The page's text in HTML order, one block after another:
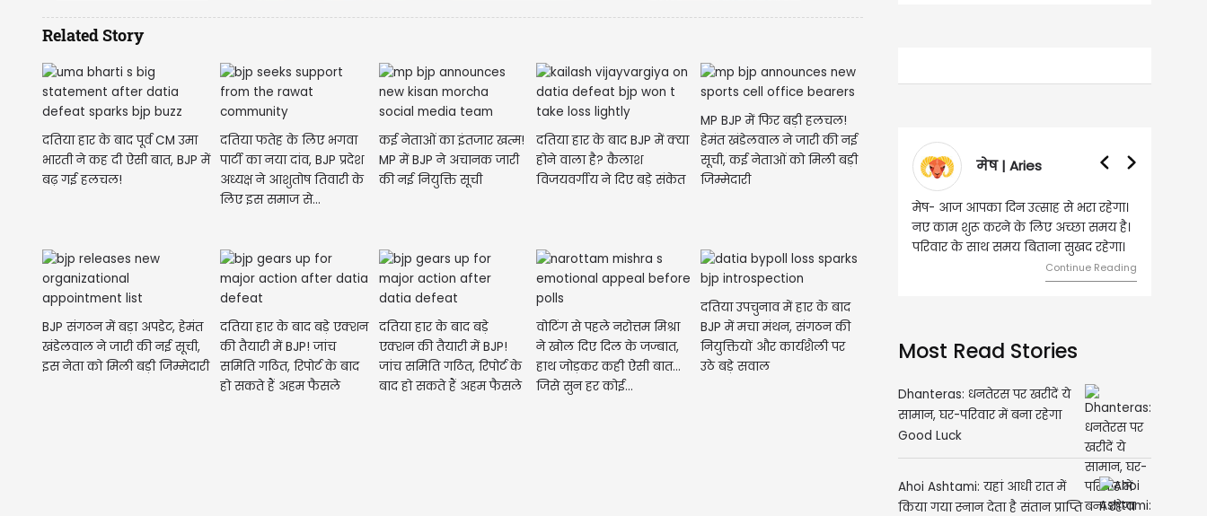
Related Story
दतिया हार के बाद पूर्व CM उमा
भारती ने कह दी ऐसी बात, BJP में
बढ़ गई हलचल!
दतिया फतेह के लिए भगवा
पार्टी का नया दांव, BJP प्रदेश
अध्यक्ष ने आशुतोष तिवारी के
लिए इस समाज से...
कई नेताओं का इंतजार खत्म!
MP में BJP ने अचानक जारी
की नई नियुक्ति सूची
दतिया हार के बाद BJP में क्या
होने वाला है? कैलाश
विजयवर्गीय ने दिए बड़े संकेत
MP BJP में फिर बड़ी हलचल!
हेमंत खंडेलवाल ने जारी की नई
सूची, कई नेताओं को मिली बड़ी
जिम्मेदारी
BJP संगठन में बड़ा अपडेट, हेमंत
खंडेलवाल ने जारी की नई सूची,
इस नेता को मिली बड़ी जिम्मेदारी
दतिया हार के बाद बड़े एक्शन
की तैयारी में BJP! जांच
समिति गठित, रिपोर्ट के बाद
हो सकते हैं अहम फैसले
दतिया हार के बाद बड़े
एक्शन की तैयारी में BJP!
जांच समिति गठित, रिपोर्ट के
बाद हो सकते हैं अहम फैसले
वोटिंग से पहले नरोत्तम मिश्रा
ने खोल दिए दिल के जज्बात,
हाथ जोड़कर कही ऐसी बात...
जिसे सुन हर कोई...
दतिया उपचुनाव में हार के बाद
BJP में मचा मंथन, संगठन की
नियुक्तियों और कार्यशैली पर
उठे बड़े सवाल
मेष | Aries
मेष- आज आपका दिन उत्साह से भरा रहेगा।
नए काम शुरू करने के लिए अच्छा समय है।
परिवार के साथ समय बिताना सुखद रहेगा।
Continue Reading
वृषभ | Taurus
वृष- आज का दिन इस राशि के जातकों के
लिए शुभ रहने वाला है। धन और नौकरी के
मामलों में सफलता मिलेगी। मित्रों से
मेलजोल बढ़ेगा। आर्थिक निवेश सोच-
Most Read Stories
Dhanteras: धनतेरस पर खरीदें ये
सामान, घर-परिवार में बना रहेगा